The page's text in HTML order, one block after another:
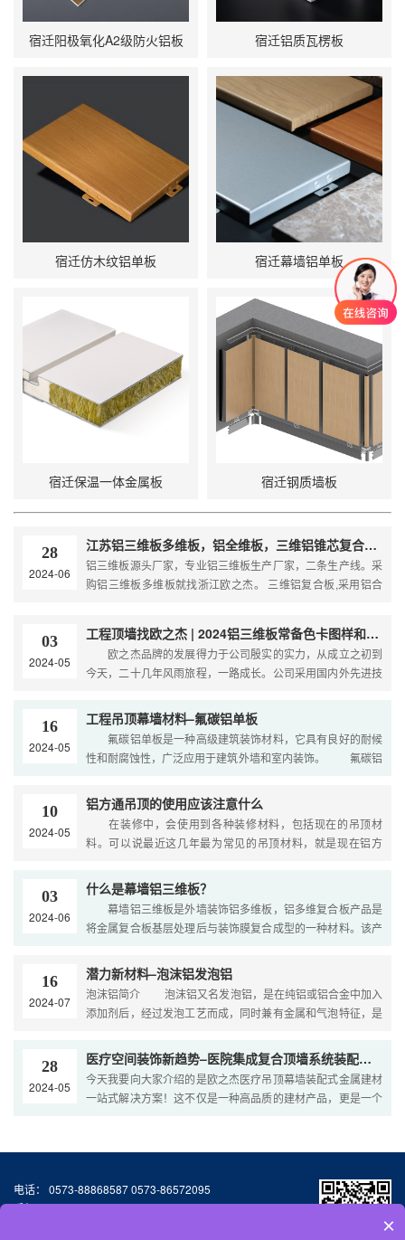
宿迁阳极氧化A2级防火铝板 宿迁铝质瓦楞板
宿迁仿木纹铝单板 宿迁幕墙铝单板
宿迁保温一体金属板 宿迁钢质墙板
28
2024-06
江苏铝三维板多维板，铝全维板，三维铝锥芯复合板厂家，二条生产线三维板大王
铝三维板源头厂家，专业铝三维板生产厂家，二条生产线。采
购铝三维板多维板就找浙江欧之杰。 三维铝复合板,采用铝合
03
2024-05
工程顶墙找欧之杰 | 2024铝三维板常备色卡图样和名称
欧之杰品牌的发展得力于公司殷实的实力，从成立之初到
今天，二十几年风雨旅程，一路成长。公司采用国内外先进技
拥有专业的团队及……
16
2024-05
工程吊顶幕墙材料–氟碳铝单板
氟碳铝单板是一种高级建筑装饰材料，它具有良好的耐候
性和耐腐蚀性，广泛应用于建筑外墙和室内装饰。 氟碳铝
的高端建筑装饰……
10
2024-05
铝方通吊顶的使用应该注意什么
在装修中，会使用到各种装修材料，包括现在的吊顶材
料。可以说最近这几年最为常见的吊顶材料，就是现在铝方
证，所以成为很多地……
03
2024-06
什么是幕墙铝三维板？
幕墙铝三维板是外墙装饰铝多维板，铝多维复合板产品是
将金属复合板基层处理后与装饰膜复合成型的一种材料。该产
便捷等特点，是替……
16
2024-07
潜力新材料–泡沫铝发泡铝
泡沫铝简介 泡沫铝又名发泡铝，是在纯铝或铝合金中加入
添加剂后，经过发泡工艺而成，同时兼有金属和气泡特征，是
强、耐高温耐候……
28
2024-05
医疗空间装饰新趋势–医院集成复合顶墙系统装配式解决方案
今天我要向大家介绍的是欧之杰医疗吊顶幕墙装配式金属建材
一站式解决方案！这不仅是一种高品质的建材产品，更是一个
电话： 0573-88868587 0573-86572095
手机：13064776677
×